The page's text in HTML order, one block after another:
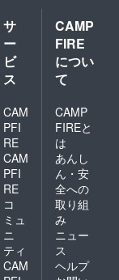
サ
ー
ビ
ス
CAM
PFI
RE
CAM
PFI
RE
コ
ミュ
ニ
ティ
CAM
CAMP
FIRE
につい
て
CAMP
FIREと
は
あんし
ん・安
全への
取り組
み
ニュー
ス
ヘルプ